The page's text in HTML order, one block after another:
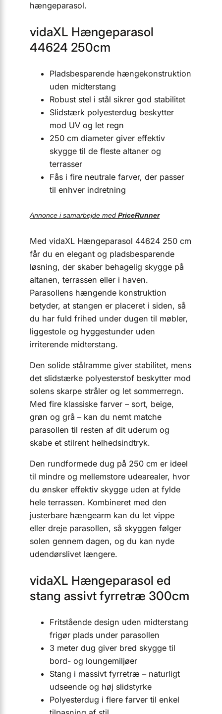
hængeparasol.
vidaXL Hængeparasol
44624 250cm
Pladsbesparende hængekonstruktion
uden midterstang
Robust stel i stål sikrer god stabilitet
Slidstærk polyesterdug beskytter
mod UV og let regn
250 cm diameter giver effektiv
skygge til de fleste altaner og
terrasser
Fås i fire neutrale farver, der passer
til enhver indretning
Annonce i samarbejde med PriceRunner
Med vidaXL Hængeparasol 44624 250 cm
får du en elegant og pladsbesparende
løsning, der skaber behagelig skygge på
altanen, terrassen eller i haven.
Parasollens hængende konstruktion
betyder, at stangen er placeret i siden, så
du har fuld frihed under dugen til møbler,
liggestole og hyggestunder uden
irriterende midterstang.
Den solide stålramme giver stabilitet, mens
det slidstærke polyesterstof beskytter mod
solens skarpe stråler og let sommerregn.
Med fire klassiske farver – sort, beige,
grøn og grå – kan du nemt matche
parasollen til resten af dit uderum og
skabe et stilrent helhedsindtryk.
Den rundformede dug på 250 cm er ideel
til mindre og mellemstore udearealer, hvor
du ønsker effektiv skygge uden at fylde
hele terrassen. Kombineret med den
justerbare hængearm kan du let vippe
eller dreje parasollen, så skyggen følger
solen gennem dagen, og du kan nyde
udendørslivet længere.
vidaXL Hængeparasol ed
stang assivt fyrretræ 300cm
Fritstående design uden midterstang
frigør plads under parasollen
3 meter dug giver bred skygge til
bord- og loungemiljøer
Stang i massivt fyrretræ – naturligt
udseende og høj slidstyrke
Polyesterdug i flere farver til enkel